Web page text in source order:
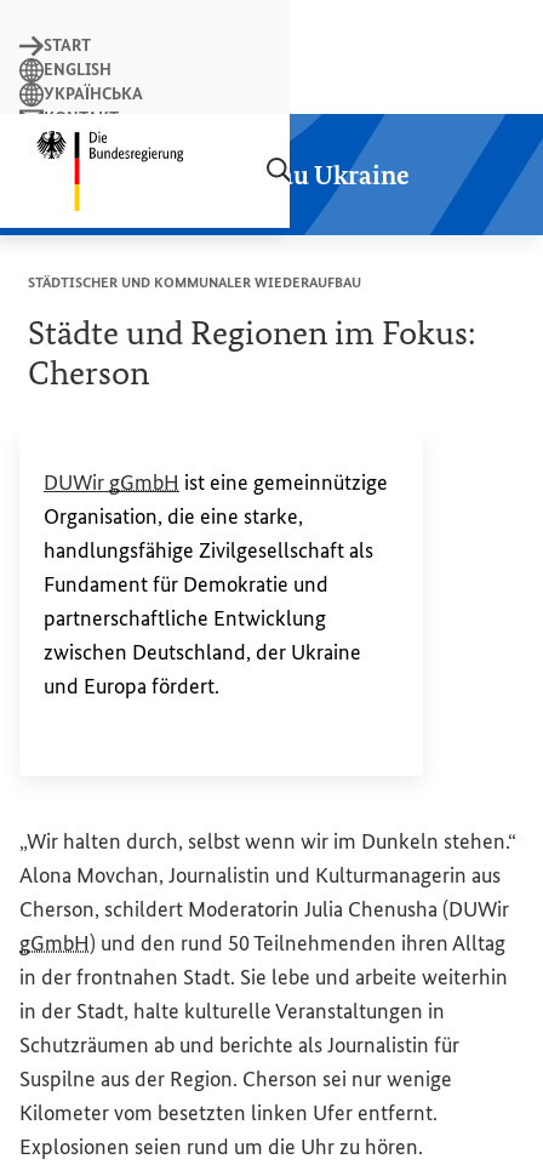
Startseite der Plattform
START
ENGLISH
УКРАЇНСЬКА
KONTAKT
LEICHTE SPRACHE
Plattform Wiederaufbau Ukraine
STÄDTISCHER UND KOMMUNALER WIEDERAUFBAU
Städte und Regionen im Fokus:
Cherson
DUWir gGmbH (Externer Link)
ist eine gemeinnützige
Organisation, die eine starke,
handlungsfähige Zivilgesellschaft als
Fundament für Demokratie und
partnerschaftliche Entwicklung
zwischen Deutschland, der Ukraine
und Europa fördert.
„Wir halten durch, selbst wenn wir im Dunkeln stehen.“
Alona Movchan, Journalistin und Kulturmanagerin aus
Cherson, schildert Moderatorin Julia Chenusha (DUWir
gGmbH) und den rund 50 Teilnehmenden ihren Alltag
in der frontnahen Stadt. Sie lebe und arbeite weiterhin
in der Stadt, halte kulturelle Veranstaltungen in
Schutzräumen ab und berichte als Journalistin für
Suspilne aus der Region. Cherson sei nur wenige
Kilometer vom besetzten linken Ufer entfernt.
Explosionen seien rund um die Uhr zu hören.